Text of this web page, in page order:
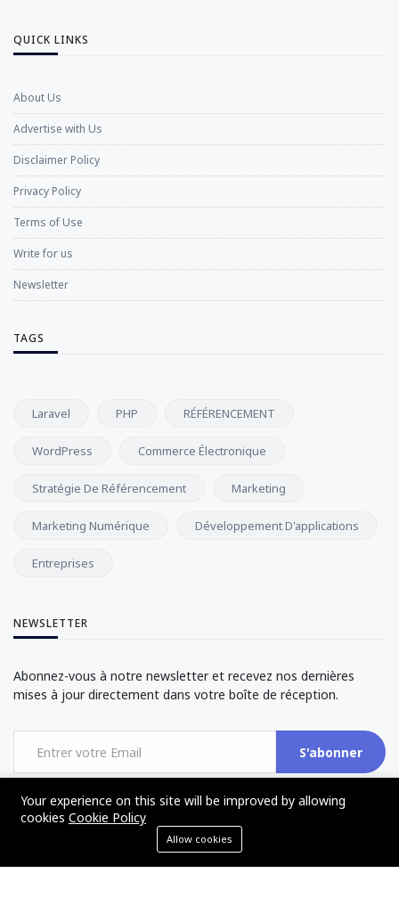
QUICK LINKS
About Us
Advertise with Us
Disclaimer Policy
Privacy Policy
Terms of Use
Write for us
Newsletter
TAGS
Laravel PHP RÉFÉRENCEMENT
WordPress Commerce Électronique
Stratégie De Référencement Marketing
Marketing Numérique Développement D'applications
Entreprises
NEWSLETTER
Abonnez-vous à notre newsletter et recevez nos dernières
mises à jour directement dans votre boîte de réception.
S'abonner
©2017 - 2024 - The Web Tier - All rights reserved
Your experience on this site will be improved by allowing
cookies Cookie Policy
Allow cookies